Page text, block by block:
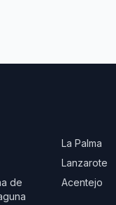
La Palma
Lanzarote
de
Acentejo